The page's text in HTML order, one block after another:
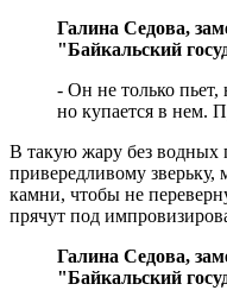
Галина Седова,
"Байкальский
- Он не только пьет,
но купается в нем.
В такую жару без водных
привередливому
камни, чтобы не
прячут под
Галина Седова,
"Байкальский